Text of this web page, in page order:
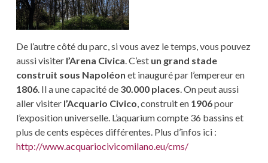
De l’autre côté du parc, si vous avez le temps, vous pouvez
aussi visiter l’Arena Civica. C’est un grand stade
construit sous Napoléon et inauguré par l’empereur en
1806. Il a une capacité de 30.000 places. On peut aussi
aller visiter l’Acquario Civico, construit en 1906pour
l’exposition universelle. L’aquarium compte 36 bassins et
plus de cents espèces différentes. Plus d’infos ici :
http://www.acquariocivicomilano.eu/cms/